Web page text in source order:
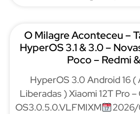
O Milagre Aconteceu –
HyperOS 3.1 & 3.0 –
Poco – Redmi
HyperOS 3.0 Android 16 (
Liberadas ) Xiaomi 12T Pro
OS3.0.5.0.VLFMIXM